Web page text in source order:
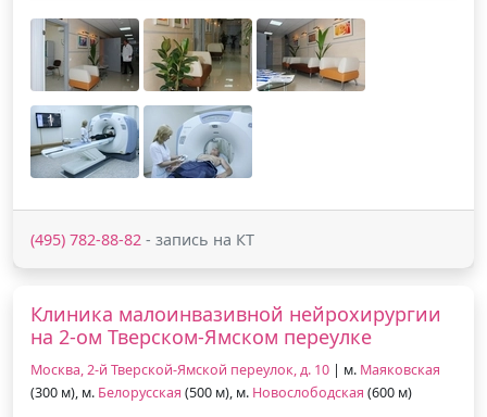
(495) 782-88-82 - запись на КТ
Клиника малоинвазивной нейрохирургии
на 2-ом Тверском-Ямском переулке
Москва, 2-й Тверской-Ямской переулок, д. 10 | м. Маяковская
(300 м), м. Белорусская (500 м), м. Новослободская (600 м)